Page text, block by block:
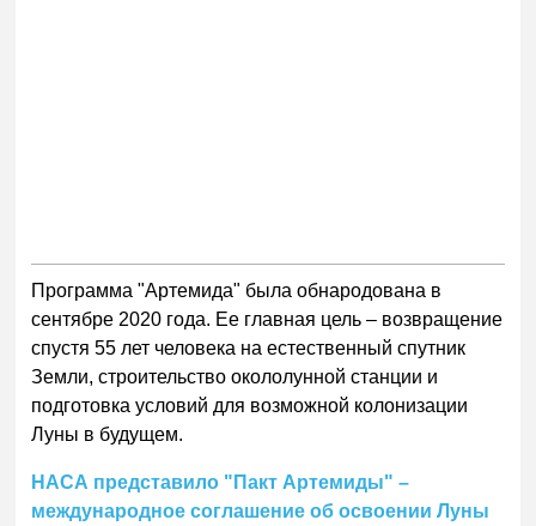
Программа "Артемида" была обнародована в
сентябре 2020 года. Ее главная цель – возвращение
спустя 55 лет человека на естественный спутник
Земли, строительство окололунной станции и
подготовка условий для возможной колонизации
Луны в будущем.
НАСА представило "Пакт Артемиды" –
международное соглашение об освоении Луны